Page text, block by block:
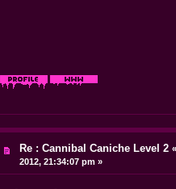
Re : Cannibal Caniche Level 2
2012, 21:34:07 pm »